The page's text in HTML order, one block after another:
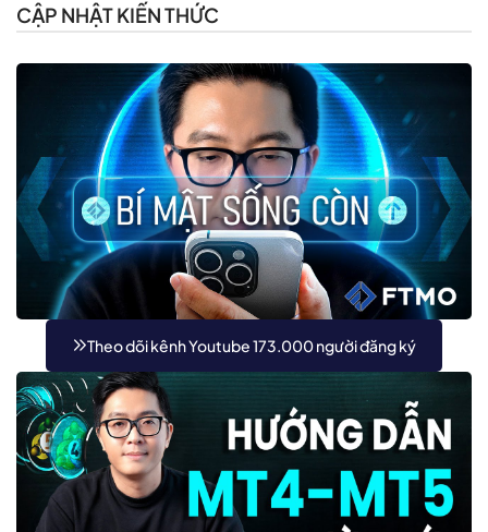
CẬP NHẬT KIẾN THỨC
Theo dõi kênh Youtube 173.000 người đăng ký